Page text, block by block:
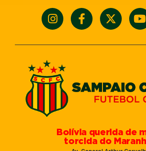
Bolívia querida de
torcida do